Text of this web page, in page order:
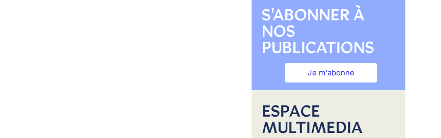
S'ABONNER À
NOS
PUBLICATIONS
Je m'abonne
ESPACE
MULTIMEDIA